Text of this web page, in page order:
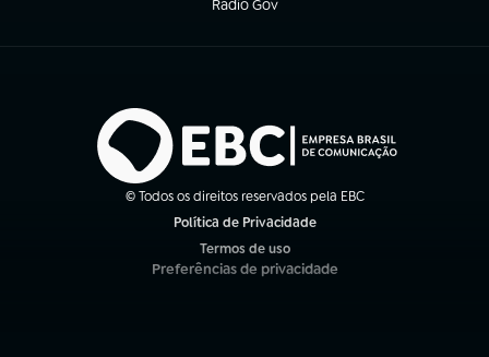
Rádio Gov
(abre em nova aba)
© Todos os direitos reservados pela EBC
Política de Privacidade
Termos de uso
(abre em nova aba)
Preferências de privacidade